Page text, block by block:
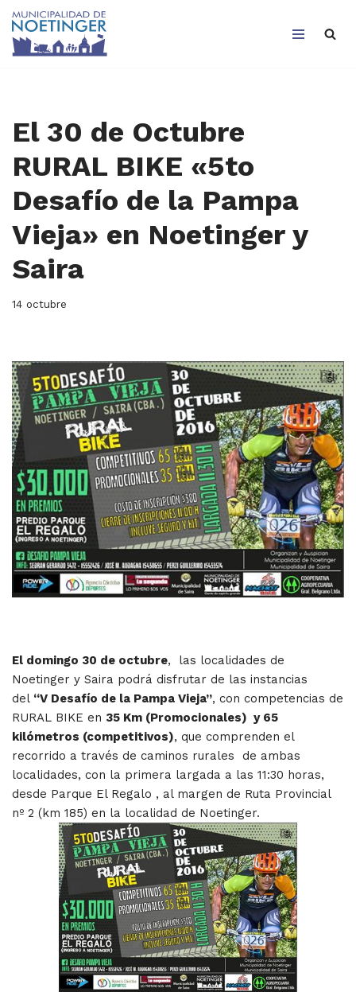
Saltar
El 30 de Octubre
RURAL BIKE «5to
Desafío de la Pampa
Vieja» en Noetinger y
Saira
14 octubre
El domingo 30 de octubre, las localidades de
Noetinger y Saira podrá disfrutar de las instancias
del “V Desafío de la Pampa Vieja”, con competencias de
RURAL BIKE en 35 Km (Promocionales) y 65
kilómetros (competitivos), que comprenden el
recorrido a través de caminos rurales de ambas
localidades, con la primera largada a las 11:30 horas,
desde Parque El Regalo , al margen de Ruta Provincial
nº 2 (km 185) en la localidad de Noetinger.